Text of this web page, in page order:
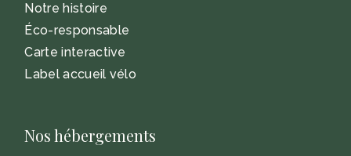
Notre histoire
Éco-responsable
Carte interactive
Label accueil vélo
Nos hébergements